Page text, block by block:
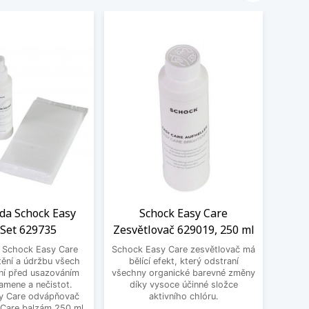
Schock Easy
629735
Easy Care
a údržbu všech
před usazováním
a nečistot.
Care odvápňovač
Schock Easy Care
Zesvětlovač 629019, 250 ml
Schock Easy Care zesvětlovač má
bělící efekt, který odstraní
všechny organické barevné změny
díky vysoce účinné složce
aktivního chlóru.